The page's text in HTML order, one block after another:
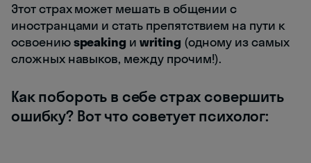
Этот страх может мешать в общении с
иностранцами и стать препятствием на пути к
освоениюspeaking иwriting (одному из самых
сложных навыков, между прочим!).
Как побороть в себе страх совершить
ошибку? Вот что советует психолог: